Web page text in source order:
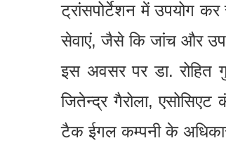
ट्रांसपोर्टेशन में उपयोग
सेवाएं, जैसे कि जांच और
इस अवसर पर डा. रोहित
जितेन्द्र गैरोला,
टैक ईगल कम्पनी के